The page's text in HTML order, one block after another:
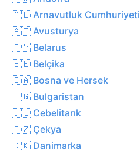
🇦🇱 Arnavutluk Cumhuriyeti
🇦🇹 Avusturya
🇧🇾 Belarus
🇧🇪 Belçika
🇧🇦 Bosna ve Hersek
🇧🇬 Bulgaristan
🇬🇮 Cebelitarık
🇨🇿 Çekya
🇩🇰 Danimarka